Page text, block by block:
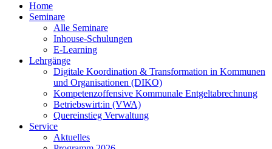
Home
Seminare
Alle Seminare
Inhouse-Schulungen
E-Learning
Lehrgänge
Digitale Koordination & Transformation in Kommunen
und Organisationen (DIKO)
Kompetenzoffensive Kommunale Entgeltabrechnung
Betriebswirt:in (VWA)
Quereinstieg Verwaltung
Service
Aktuelles